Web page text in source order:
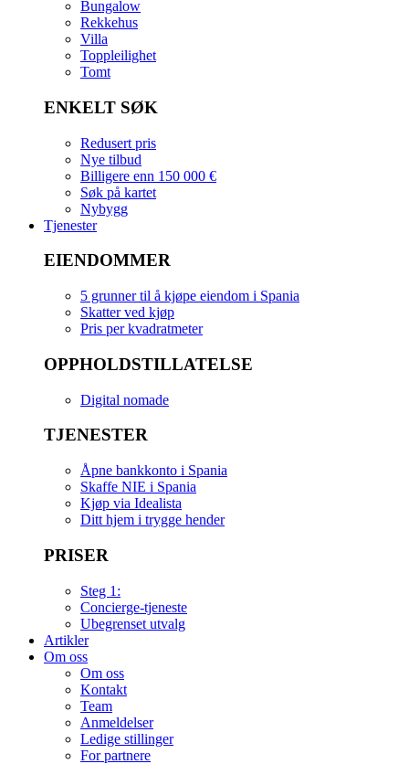
Bungalow
Rekkehus
Villa
Toppleilighet
Tomt
ENKELT SØK
Redusert pris
Nye tilbud
Billigere enn 150 000 €
Søk på kartet
Nybygg
Tjenester
EIENDOMMER
5 grunner til å kjøpe eiendom i Spania
Skatter ved kjøp
Pris per kvadratmeter
OPPHOLDSTILLATELSE
Digital nomade
TJENESTER
Åpne bankkonto i Spania
Skaffe NIE i Spania
Kjøp via Idealista
Ditt hjem i trygge hender
PRISER
Steg 1:
Concierge-tjeneste
Ubegrenset utvalg
Artikler
Om oss
Om oss
Kontakt
Team
Anmeldelser
Ledige stillinger
For partnere